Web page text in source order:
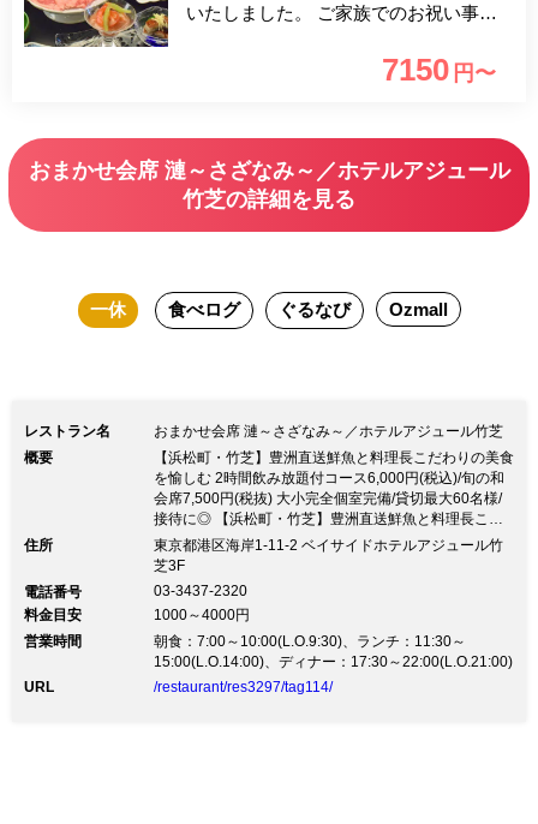
いたしました。 ご家族でのお祝い事な
7150 円〜
おまかせ会席 漣～さざなみ～／ホテルアジュール
竹芝の詳細を見る
一休 食べログ ぐるなび Ozmall
レストラン名
おまかせ会席 漣～さざなみ～／ホテルアジュール竹芝
概要
【浜松町・竹芝】豊洲直送鮮魚と料理長こだわりの美食
を愉しむ 2時間飲み放題付コース6,000円(税込)/旬の和
会席7,500円(税抜) 大小完全個室完備/貸切最大60名様/
接待に◎ 【浜松町・竹芝】豊洲直送鮮魚と料理長こだ
わりの美食を愉しむ 2時間飲み放題付コース6,000円(税
込)/旬の和会席7,500円(税抜) 大小完全個室完備/貸切最
いと和の心でおもてなし～ 接待やご会食、ご結納など
にもご利用いただける上質の和空間 【和食料理】 豊洲
直送鮮魚とA5ランクの高品質なお肉など、 旬の素材を
贅沢に使い、素材の味を生かした和食が自慢 【コー
ス】 ご宴会…2時間飲み放題付コース6,000円(税抜)。
住所
東京都港区海岸1-11-2 ベイサイドホテルアジュール竹
芝3F
電話番号
03-3437-2320
料金目安
1000～4000円
営業時間
朝食：7:00～10:00(L.O.9:30)、ランチ：11:30～
15:00(L.O.14:00)、ディナー：17:30～22:00(L.O.21:00)
URL
/restaurant/res3297/tag114/